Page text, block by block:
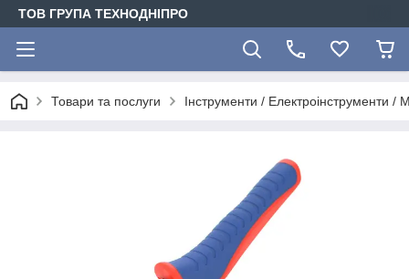
ТОВ ГРУПА ТЕХНОДНІПРО
Товари та послуги Інструменти / Електроінструменти